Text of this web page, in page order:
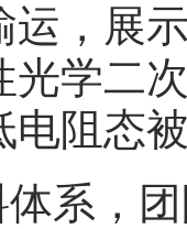
运，展
光学二
电阻态
系，